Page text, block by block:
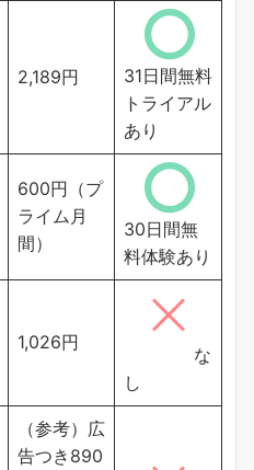
2,189円
31日間無料
トライアル
あり
600円（プ
ライム月
間）
30日間無
料体験あり
1,026円
な
し
（参考）広
告つき890